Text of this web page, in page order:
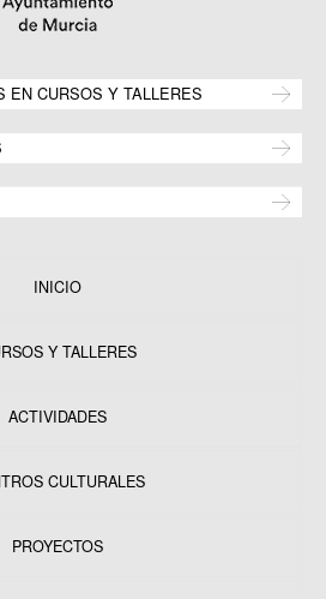
EN CURSOS Y TALLERES
INICIO
Y TALLERES
ACTIVIDADES
CULTURALES
PROYECTOS